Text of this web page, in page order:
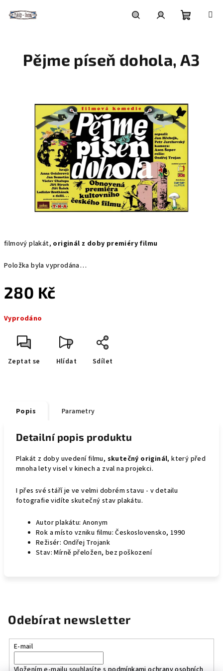
košík
filmový plakát, originál z doby premiéry filmu
Položka byla vyprodána…
280 Kč
cena:
Vyprodáno
Zeptat se Hlídat Sdílet
Pějme píseň dohola, A3
Popis Parametry
Detailní popis produktu
Plakát z doby uvedení filmu, skutečný originál, který před
mnoha lety visel v kinech a zval na projekci.
I přes své stáří je ve velmi dobrém stavu - v detailu
fotografie vidíte skutečný stav plakátu.
Autor plakátu: Anonym
Rok a místo vzniku filmu: Československo, 1990
Režisér: Ondřej Trojank
Stav: Mírně přeložen, bez poškození
Odebírat newsletter
E-mail